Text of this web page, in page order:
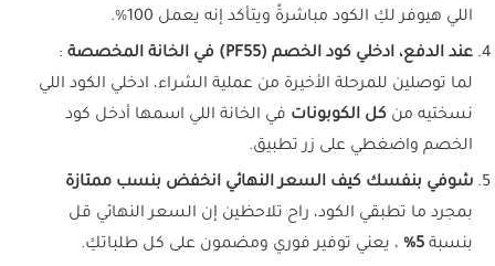
اللي هيوفر لكِ الكود مباشرةً ويتأكد إنه يعمل 100%.
عند الدفع، ادخلي كود الخصم (PF55) في الخانة المخصصة
:
لما توصلين للمرحلة الأخيرة من عملية الشراء، ادخلي الكود اللي
نسختيه من كل الكوبونات في الخانة اللي اسمها أدخل كود
الخصم واضغطي على زر تطبيق.
شوفي بنفسك كيف السعر النهائي انخفض بنسب ممتازة
بمجرد ما تطبقي الكود، راح تلاحظين إن السعر النهائي قل
بنسبة 5% ، يعني توفير فوري ومضمون على كل طلباتكِ.